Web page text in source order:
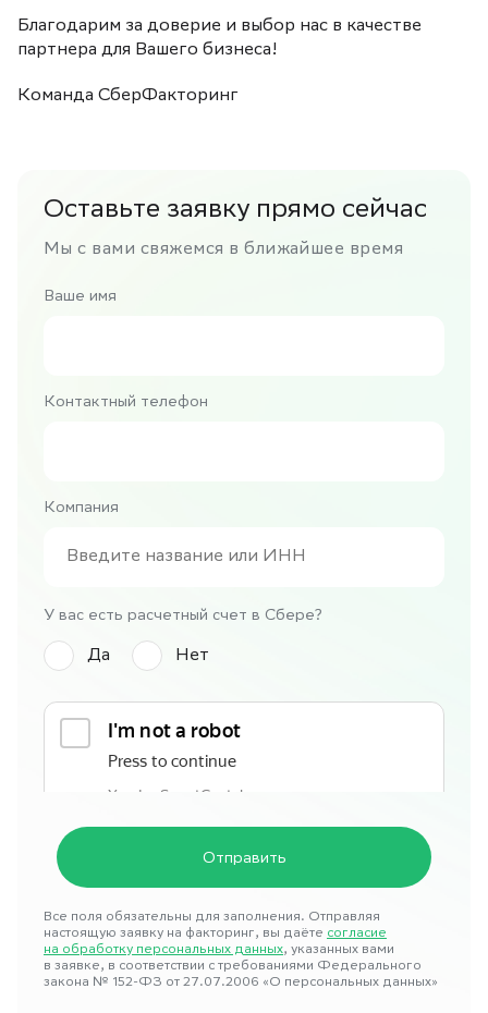
Благодарим за доверие и выбор нас в качестве
партнера для Вашего бизнеса!
Команда СберФакторинг
Оставьте заявку прямо сейчас
Мы с вами свяжемся в ближайшее время
Ваше имя
Контактный телефон
Компания
У вас есть расчетный счет в Сбере?
Да Нет
Все поля обязательны для заполнения. Отправляя
настоящую заявку на факторинг, вы даёте согласие
на обработку персональных данных, указанных вами
в заявке, в соответствии с требованиями Федерального
закона № 152-ФЗ от 27.07.2006 «О персональных данных»